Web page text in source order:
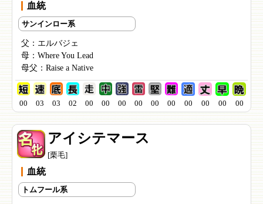
血統
サンインロー系
父： エルバジェ
母： Where You Lead
母父： Raise a Native
00 03 03 02 00 00 00 00 00 00 00 00 00 00
アイシテマース
[栗毛]
血統
トムフール系